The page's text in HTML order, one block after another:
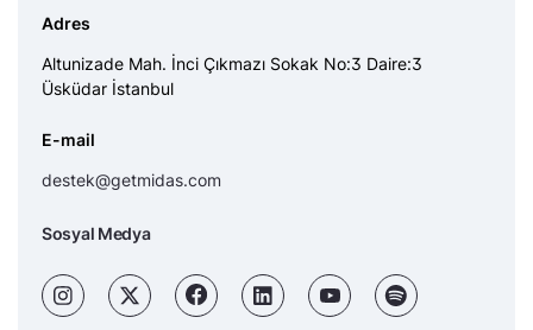
Adres
Altunizade Mah. İnci Çıkmazı Sokak No:3 Daire:3
Üsküdar İstanbul
E-mail
destek@getmidas.com
Sosyal Medya